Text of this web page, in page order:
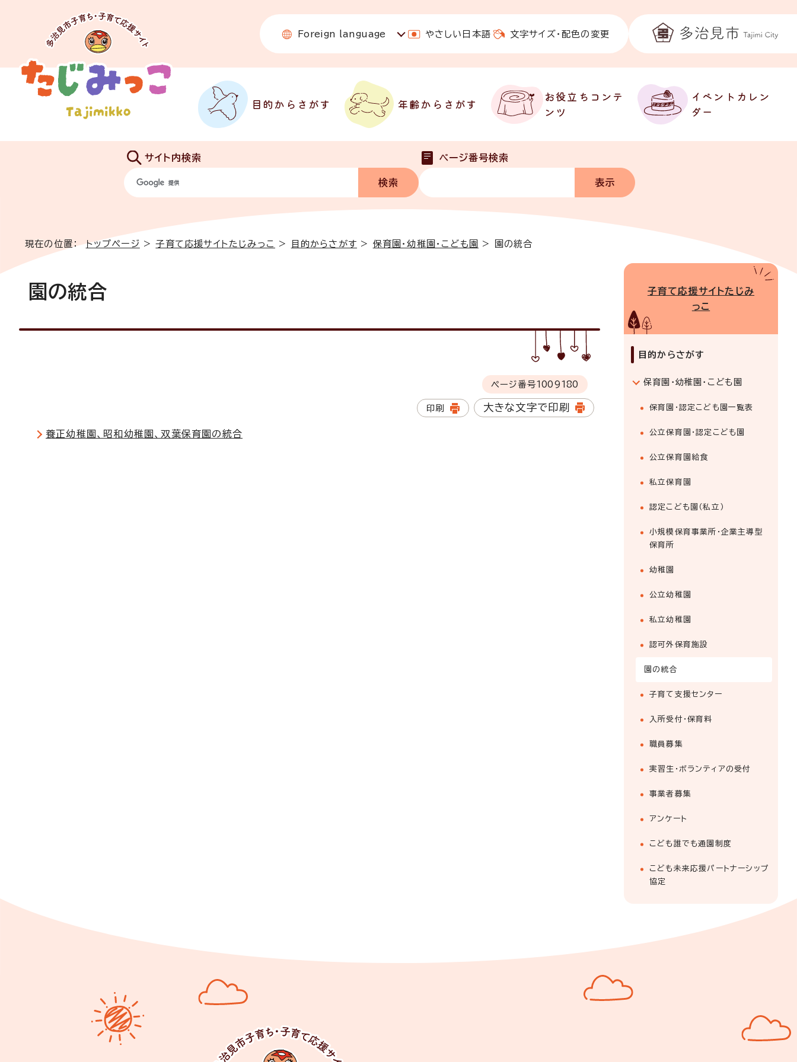
Foreign language やさしい日本語 文字サイズ・配色の変更
目的からさがす 年齢からさがす
お役立ちコンテ
ンツ
イベントカレン
ダー
サイト内検索 ページ番号検索
現在の位置：トップページ >子育て応援サイトたじみっこ > 目的からさがす > 保育園・幼稚園・こども園 > 園の統合
園の統合
ページ番号1009180
印刷 大きな文字で印刷
養正幼稚園、昭和幼稚園、双葉保育園の統合
子育て応援サイトたじみ
っこ
目的からさがす
保育園・幼稚園・こども園
保育園・認定こども園一覧表
公立保育園・認定こども園
公立保育園給食
私立保育園
認定こども園（私立）
小規模保育事業所・企業主導型
保育所
幼稚園
公立幼稚園
私立幼稚園
認可外保育施設
園の統合
子育て支援センター
入所受付・保育料
職員募集
実習生・ボランティアの受付
事業者募集
アンケート
こども誰でも通園制度
こども未来応援パートナーシップ
協定